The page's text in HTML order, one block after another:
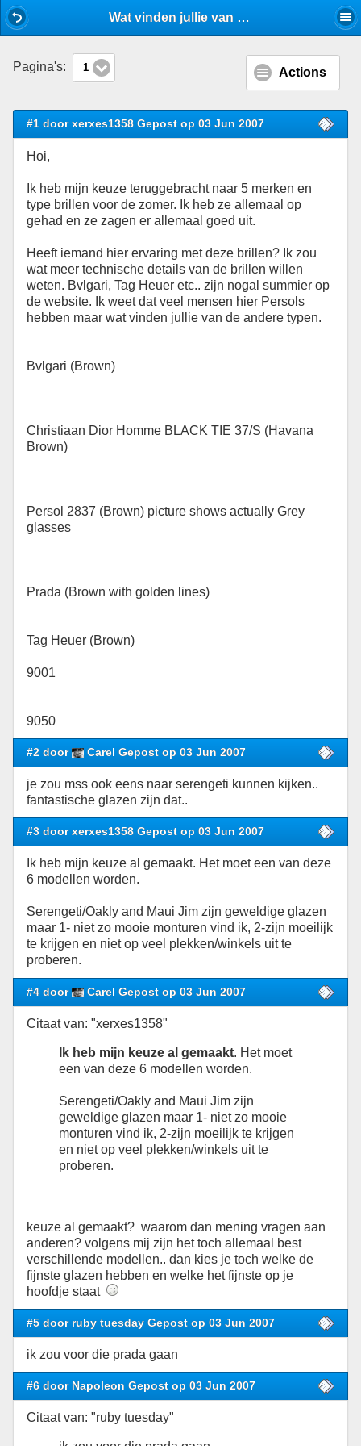
Wat vinden jullie van deze brillen? - Accessoires - Stijlforum
Pagina's: 1 Actions
#1 door xerxes1358 Gepost op 03 Jun 2007
Hoi,
Ik heb mijn keuze teruggebracht naar 5 merken en
type brillen voor de zomer. Ik heb ze allemaal op
gehad en ze zagen er allemaal goed uit.
Heeft iemand hier ervaring met deze brillen? Ik zou
wat meer technische details van de brillen willen
weten. Bvlgari, Tag Heuer etc.. zijn nogal summier op
de website. Ik weet dat veel mensen hier Persols
hebben maar wat vinden jullie van de andere typen.
Bvlgari (Brown)
Christiaan Dior Homme BLACK TIE 37/S (Havana
Brown)
Persol 2837 (Brown) picture shows actually Grey
glasses
Prada (Brown with golden lines)
Tag Heuer (Brown)
9001
9050
#2 door Carel Gepost op 03 Jun 2007
je zou mss ook eens naar serengeti kunnen kijken..
fantastische glazen zijn dat..
#3 door xerxes1358 Gepost op 03 Jun 2007
Ik heb mijn keuze al gemaakt. Het moet een van deze
6 modellen worden.
Serengeti/Oakly and Maui Jim zijn geweldige glazen
maar 1- niet zo mooie monturen vind ik, 2-zijn moeilijk
te krijgen en niet op veel plekken/winkels uit te
proberen.
#4 door Carel Gepost op 03 Jun 2007
Citaat van: "xerxes1358"
Ik heb mijn keuze al gemaakt. Het moet
een van deze 6 modellen worden.
Serengeti/Oakly and Maui Jim zijn
geweldige glazen maar 1- niet zo mooie
monturen vind ik, 2-zijn moeilijk te krijgen
en niet op veel plekken/winkels uit te
proberen.
keuze al gemaakt? waarom dan mening vragen aan
anderen? volgens mij zijn het toch allemaal best
verschillende modellen.. dan kies je toch welke de
fijnste glazen hebben en welke het fijnste op je
hoofdje staat
#5 door ruby tuesday Gepost op 03 Jun 2007
ik zou voor die prada gaan
#6 door Napoleon Gepost op 03 Jun 2007
Citaat van: "ruby tuesday"